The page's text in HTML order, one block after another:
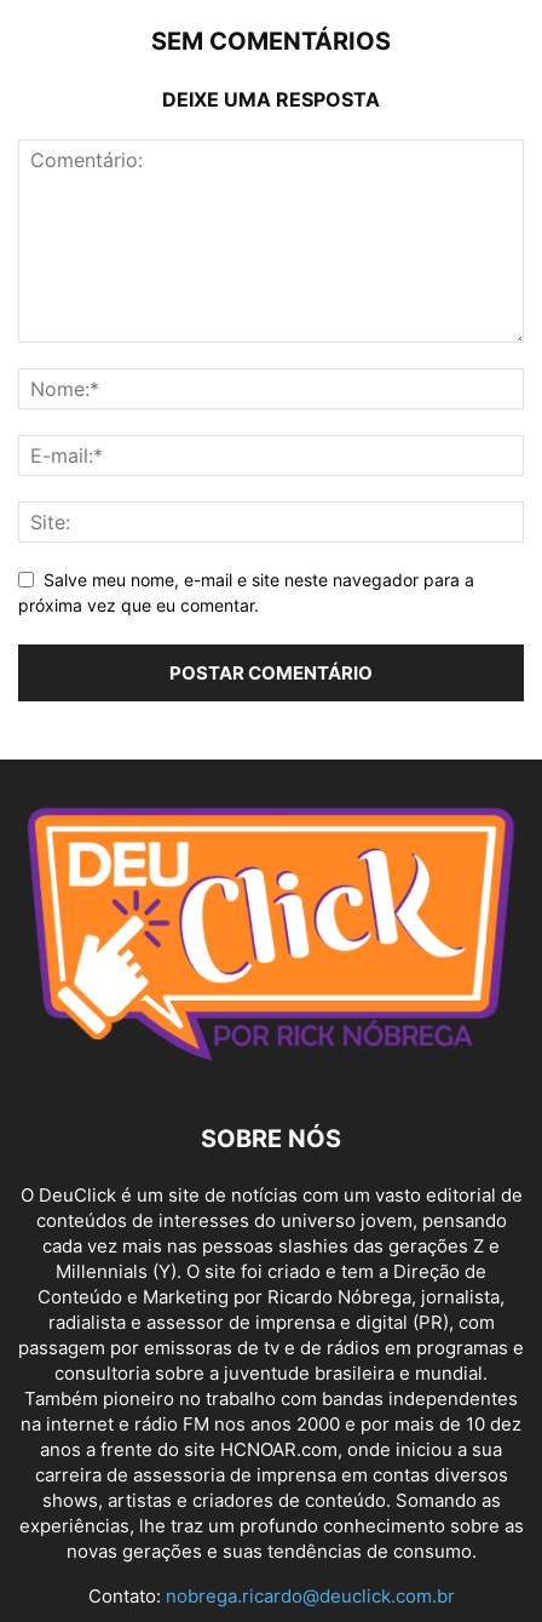
SEM COMENTÁRIOS
DEIXE UMA RESPOSTA
Salve meu nome, e-mail e site neste navegador para a
próxima vez que eu comentar.
SOBRE NÓS
O DeuClick é um site de notícias com um vasto editorial de
conteúdos de interesses do universo jovem, pensando
cada vez mais nas pessoas slashies das gerações Z e
Millennials (Y). O site foi criado e tem a Direção de
Conteúdo e Marketing por Ricardo Nóbrega, jornalista,
radialista e assessor de imprensa e digital (PR), com
passagem por emissoras de tv e de rádios em programas e
consultoria sobre a juventude brasileira e mundial.
Também pioneiro no trabalho com bandas independentes
na internet e rádio FM nos anos 2000 e por mais de 10 dez
anos a frente do site HCNOAR.com, onde iniciou a sua
carreira de assessoria de imprensa em contas diversos
shows, artistas e criadores de conteúdo. Somando as
experiências, lhe traz um profundo conhecimento sobre as
novas gerações e suas tendências de consumo.
Contato: nobrega.ricardo@deuclick.com.br